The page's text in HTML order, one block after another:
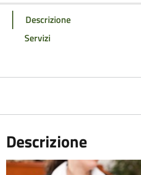
Descrizione
Servizi
Descrizione